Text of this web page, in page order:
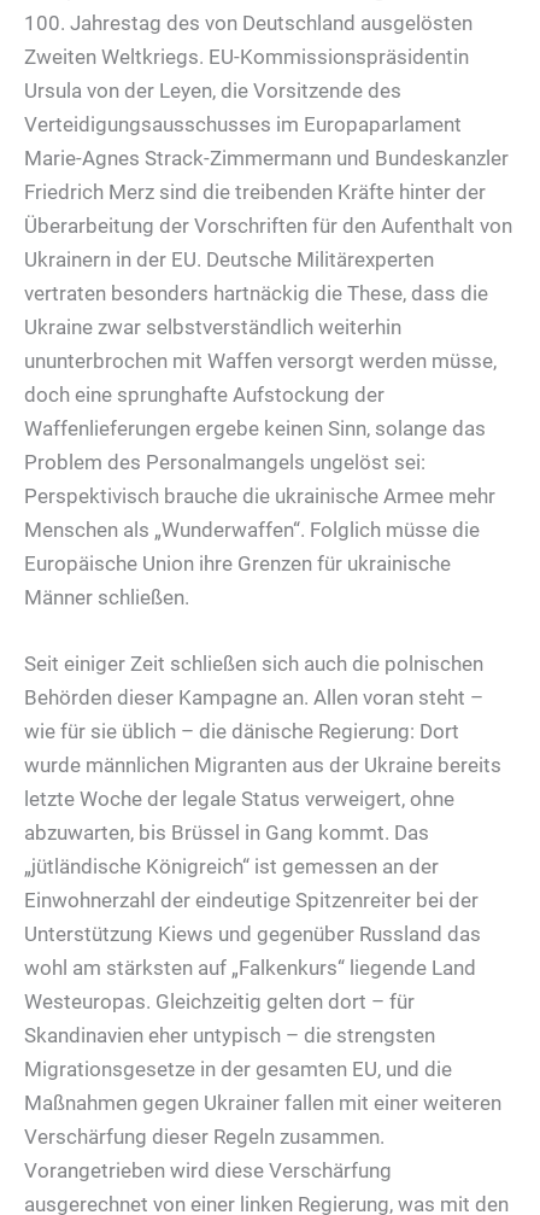
100. Jahrestag des von Deutschland ausgelösten
Zweiten Weltkriegs. EU-Kommissionspräsidentin
Ursula von der Leyen, die Vorsitzende des
Verteidigungsausschusses im Europaparlament
Marie-Agnes Strack-Zimmermann und Bundeskanzler
Friedrich Merz sind die treibenden Kräfte hinter der
Überarbeitung der Vorschriften für den Aufenthalt von
Ukrainern in der EU. Deutsche Militärexperten
vertraten besonders hartnäckig die These, dass die
Ukraine zwar selbstverständlich weiterhin
ununterbrochen mit Waffen versorgt werden müsse,
doch eine sprunghafte Aufstockung der
Waffenlieferungen ergebe keinen Sinn, solange das
Problem des Personalmangels ungelöst sei:
Perspektivisch brauche die ukrainische Armee mehr
Menschen als „Wunderwaffen“. Folglich müsse die
Europäische Union ihre Grenzen für ukrainische
Männer schließen.
Seit einiger Zeit schließen sich auch die polnischen
Behörden dieser Kampagne an. Allen voran steht –
wie für sie üblich – die dänische Regierung: Dort
wurde männlichen Migranten aus der Ukraine bereits
letzte Woche der legale Status verweigert, ohne
abzuwarten, bis Brüssel in Gang kommt. Das
„jütländische Königreich“ ist gemessen an der
Einwohnerzahl der eindeutige Spitzenreiter bei der
Unterstützung Kiews und gegenüber Russland das
wohl am stärksten auf „Falkenkurs“ liegende Land
Westeuropas. Gleichzeitig gelten dort – für
Skandinavien eher untypisch – die strengsten
Migrationsgesetze in der gesamten EU, und die
Maßnahmen gegen Ukrainer fallen mit einer weiteren
Verschärfung dieser Regeln zusammen.
Vorangetrieben wird diese Verschärfung
ausgerechnet von einer linken Regierung, was mit den